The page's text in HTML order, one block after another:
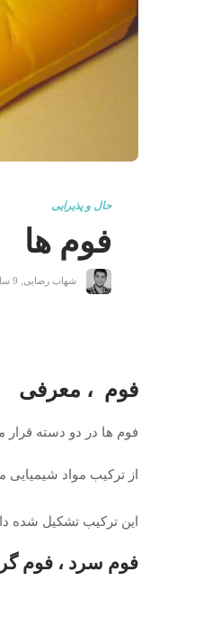
حال و پذیرایی
فوم ها
شهاب رضایی 9 سال قبل
فوم ، معرفی
فوم ها در دو دسته قرار
از ترکیب مواد
این ترکیب تشکیل شده
فوم سرد ، فوم